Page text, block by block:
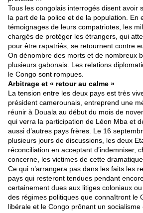
Tous les congolais interrogés disent avoir
la part de la police et de la population. En
témoignages de leurs compatriotes, les
chargés de protéger les étrangers, qui
pour être rapatriés, se retournent contre
On dénombre des morts et de nombreux
plusieurs gabonais. Les relations
le Congo sont rompues.
Arbitrage et « retour au calme »
La tension entre les deux pays est très
président camerounais, entreprend une
réunir à Douala au début du mois de
qui verra la participation de Léon Mba et
aussi d’autres pays frères. Le 16
plusieurs jours de discussions, les deux
réconciliation en acceptant d’indemniser,
concerne, les victimes de cette
Ce qui n’arrangera pas dans les faits les
pays qui resteront tendues pendant
certainement dues aux litiges coloniaux
des régimes politiques que connaîtront le
libérale et le Congo prônant un socialisme